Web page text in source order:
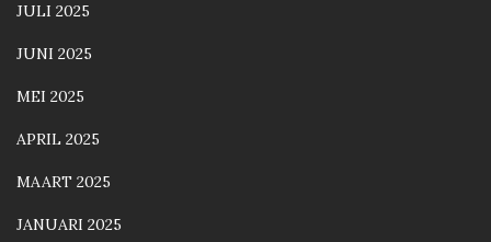
JULI 2025
JUNI 2025
MEI 2025
APRIL 2025
MAART 2025
JANUARI 2025